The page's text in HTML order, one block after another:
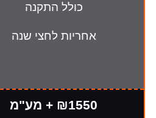
כולל התקנה
אחריות לחצי שנה
₪1550 + מע"מ